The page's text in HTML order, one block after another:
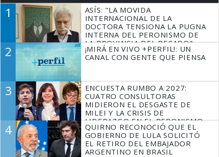
1
ASÍS: "LA MOVIDA
INTERNACIONAL DE LA
DOCTORA TENSIONA LA PUGNA
INTERNA DEL PERONISMO DE
LA PROVINCIA DEL PECADO"
2
¡MIRÁ EN VIVO +PERFIL!: UN
CANAL CON GENTE QUE PIENSA
3
ENCUESTA RUMBO A 2027:
CUATRO CONSULTORAS
MIDIERON EL DESGASTE DE
MILEI Y LA CRISIS DE
LIDERAZGO EN EL PERONISMO
4
QUIRNO RECONOCIÓ QUE EL
GOBIERNO DE LULA SOLICITÓ
EL RETIRO DEL EMBAJADOR
ARGENTINO EN BRASIL